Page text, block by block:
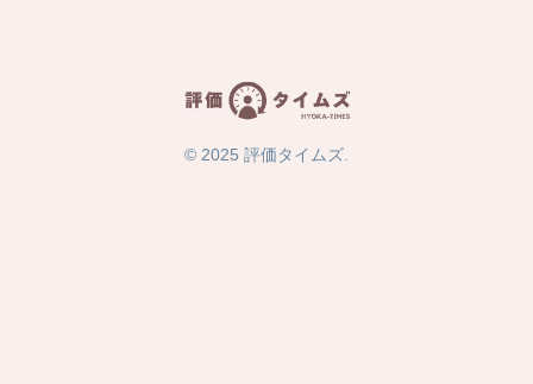
© 2025 評価タイムズ.